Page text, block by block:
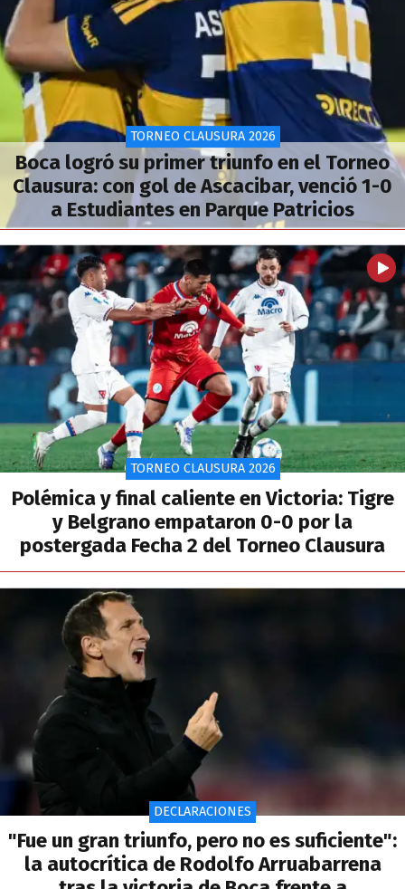
TORNEO CLAUSURA 2026
Boca logró su primer triunfo en el Torneo
Clausura: con gol de Ascacibar, venció 1-0
a Estudiantes en Parque Patricios
TORNEO CLAUSURA 2026
Polémica y final caliente en Victoria: Tigre
y Belgrano empataron 0-0 por la
postergada Fecha 2 del Torneo Clausura
DECLARACIONES
"Fue un gran triunfo, pero no es suficiente":
la autocrítica de Rodolfo Arruabarrena